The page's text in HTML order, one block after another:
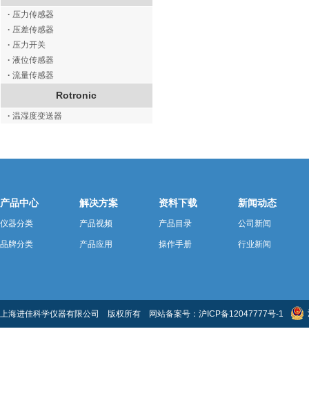
· 压力传感器
· 压差传感器
· 压力开关
· 液位传感器
· 流量传感器
Rotronic
· 温湿度变送器
产品中心
仪器分类
品牌分类
解决方案
产品视频
产品应用
资料下载
产品目录
操作手册
新闻动态
公司新闻
行业新闻
上海进佳科学仪器有限公司 版权所有 网站备案号： 沪ICP备12047777号-1